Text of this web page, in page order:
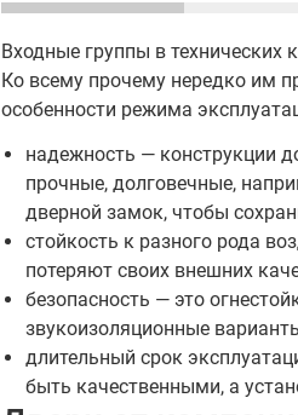
Входные группы в
Ко всему прочему нередко им
особенности режима
надежность — конструкции
прочные, долговечные,
дверной замок, чтобы
стойкость к разного рода
потеряют своих внешних
безопасность — это
звукоизоляционные
длительный срок
быть качественными, а